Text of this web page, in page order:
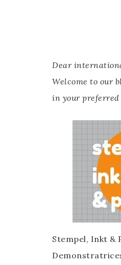
Dear
Welcome to our
in your preferred
Stempel, Inkt &